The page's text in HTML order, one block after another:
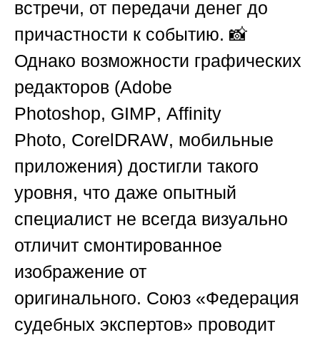
встречи, от передачи денег до
причастности к событию. 📸
Однако возможности графических
редакторов (Adobe
Photoshop, GIMP, Affinity
Photo, CorelDRAW, мобильные
приложения) достигли такого
уровня, что даже опытный
специалист не всегда визуально
отличит смонтированное
изображение от
оригинального. Союз «Федерация
судебных экспертов» проводит